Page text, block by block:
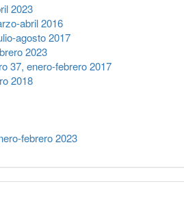
2023
abril 2016
agosto 2017
2023
37, enero-febrero 2017
2018
febrero 2023